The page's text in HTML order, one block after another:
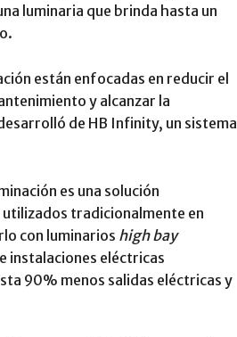
luminaria que brinda hasta un
están enfocadas en reducir el
y alcanzar la
de HB Infinity, un sistema
es una solución
tradicionalmente en
con luminarios high bay
instalaciones eléctricas
90% menos salidas eléctricas y